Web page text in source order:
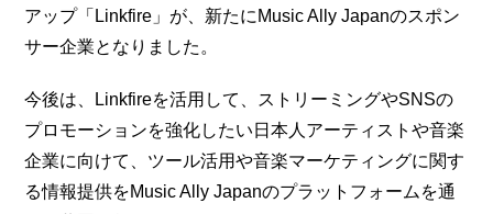
アップ「Linkfire」が、新たにMusic Ally Japanのスポン
サー企業となりました。
今後は、Linkfireを活用して、ストリーミングやSNSの
プロモーションを強化したい日本人アーティストや音楽
企業に向けて、ツール活用や音楽マーケティングに関す
る情報提供をMusic Ally Japanのプラットフォームを通